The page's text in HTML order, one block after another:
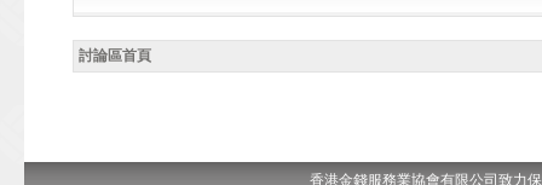
討論區首頁
香港金錢服務業協會有限公司致力